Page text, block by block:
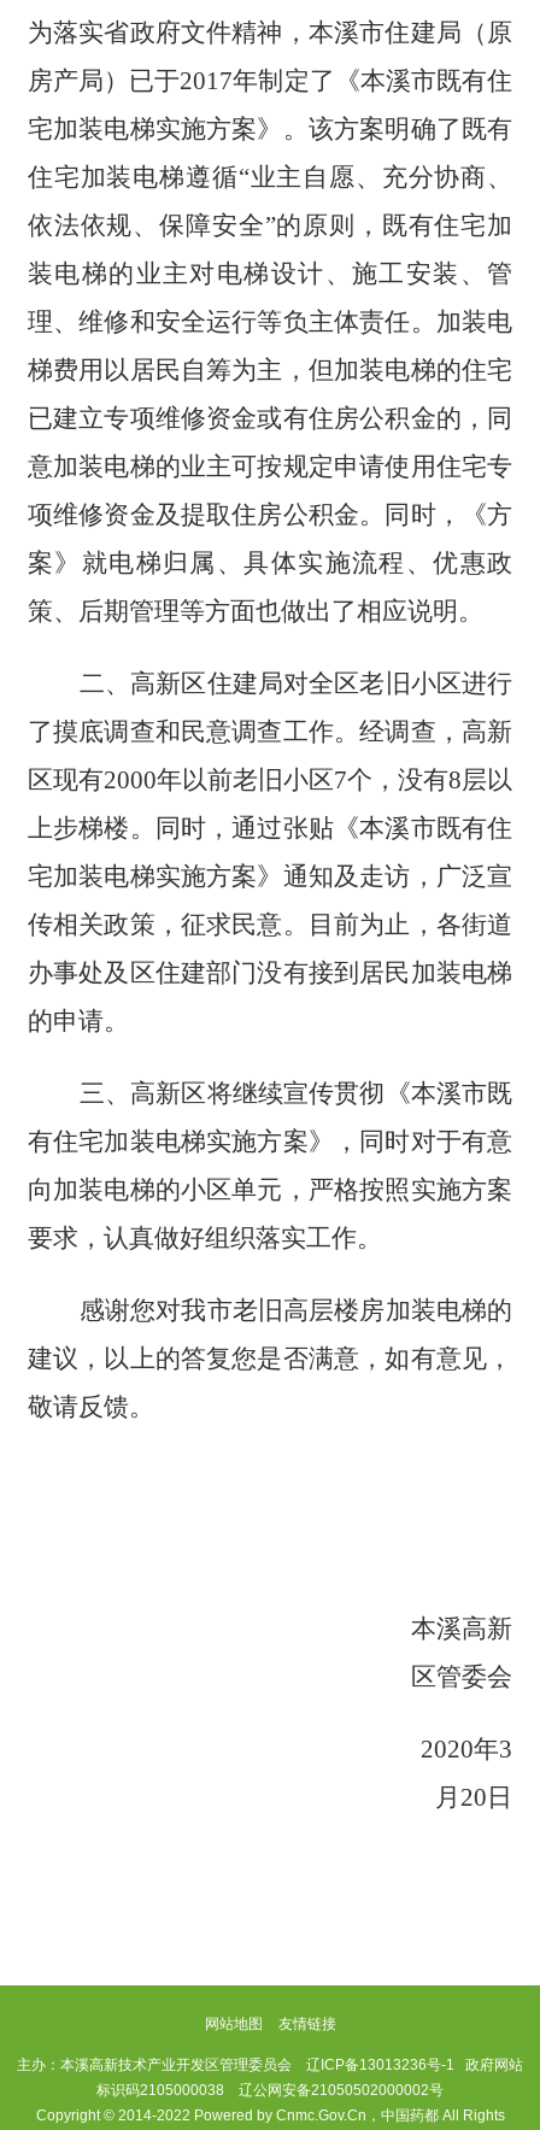
为落实省政府文件精神，本溪市住建局（原
房产局）已于2017年制定了《本溪市既有住
宅加装电梯实施方案》。该方案明确了既有
住宅加装电梯遵循“业主自愿、充分协商、
依法依规、保障安全”的原则，既有住宅加
装电梯的业主对电梯设计、施工安装、管
理、维修和安全运行等负主体责任。加装电
梯费用以居民自筹为主，但加装电梯的住宅
已建立专项维修资金或有住房公积金的，同
意加装电梯的业主可按规定申请使用住宅专
项维修资金及提取住房公积金。同时，《方
案》就电梯归属、具体实施流程、优惠政
策、后期管理等方面也做出了相应说明。
二、高新区住建局对全区老旧小区进行
了摸底调查和民意调查工作。经调查，高新
区现有2000年以前老旧小区7个，没有8层以
上步梯楼。同时，通过张贴《本溪市既有住
宅加装电梯实施方案》通知及走访，广泛宣
传相关政策，征求民意。目前为止，各街道
办事处及区住建部门没有接到居民加装电梯
的申请。
三、高新区将继续宣传贯彻《本溪市既
有住宅加装电梯实施方案》，同时对于有意
向加装电梯的小区单元，严格按照实施方案
要求，认真做好组织落实工作。
感谢您对我市老旧高层楼房加装电梯的
建议，以上的答复您是否满意，如有意见，
敬请反馈。
本溪高新
区管委会
2020年3
月20 日
网站地图 友情链接
主办：本溪高新技术产业开发区管理委员会 辽ICP备13013236号-1
政府网站
标识码2105000038 辽公网安备21050502000002号
Copyright © 2014-2022 Powered by Cnmc.Gov.Cn，中国药都 All Rights